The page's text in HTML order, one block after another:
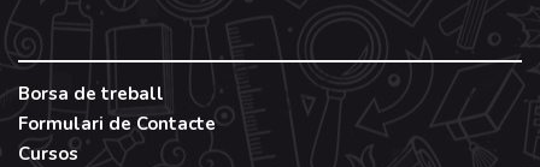
Borsa de treball
Formulari de Contacte
Cursos